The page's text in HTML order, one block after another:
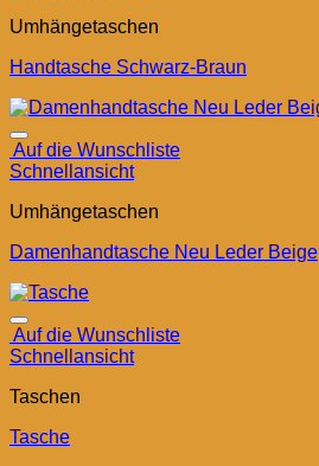
Umhängetaschen
Handtasche Schwarz-Braun
Auf die Wunschliste
Schnellansicht
Umhängetaschen
Damenhandtasche Neu Leder Beige
Auf die Wunschliste
Schnellansicht
Taschen
Tasche